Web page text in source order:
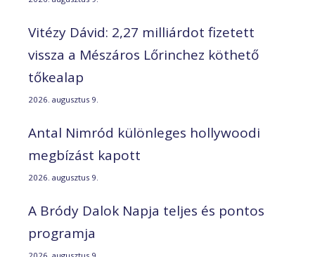
Vitézy Dávid: 2,27 milliárdot fizetett
vissza a Mészáros Lőrinchez köthető
tőkealap
2026. augusztus 9.
Antal Nimród különleges hollywoodi
megbízást kapott
2026. augusztus 9.
A Bródy Dalok Napja teljes és pontos
programja